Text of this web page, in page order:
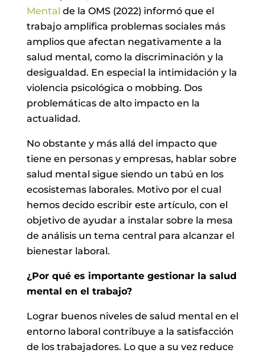
Mental de la OMS (2022) informó que el
trabajo amplifica problemas sociales más
amplios que afectan negativamente a la
salud mental, como la discriminación y la
desigualdad. En especial la intimidación y la
violencia psicológica o mobbing. Dos
problemáticas de alto impacto en la
actualidad.
No obstante y más allá del impacto que
tiene en personas y empresas, hablar sobre
salud mental sigue siendo un tabú en los
ecosistemas laborales. Motivo por el cual
hemos decido escribir este artículo, con el
objetivo de ayudar a instalar sobre la mesa
de análisis un tema central para alcanzar el
bienestar laboral.
¿Por qué es importante gestionar la salud
mental en el trabajo?
Lograr buenos niveles de salud mental en el
entorno laboral contribuye a la satisfacción
de los trabajadores. Lo que a su vez reduce